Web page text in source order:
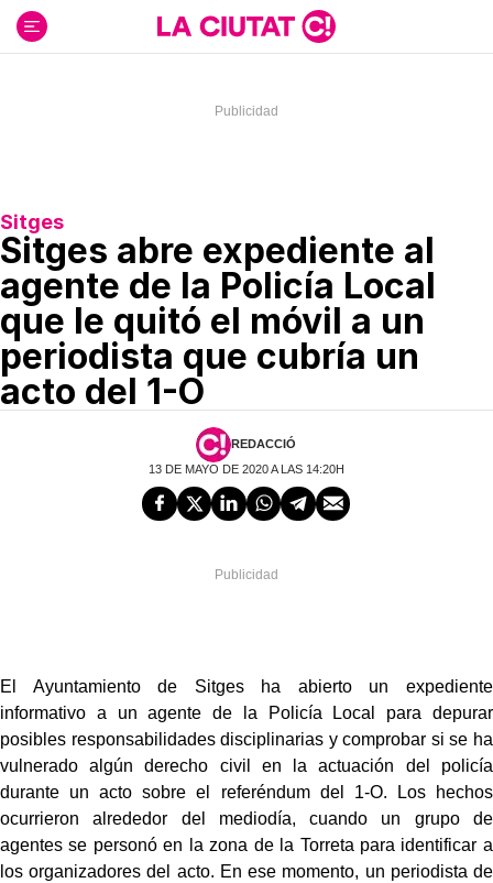
contenido
Sitges
Sitges abre expediente al
agente de la Policía Local
que le quitó el móvil a un
periodista que cubría un
acto del 1-O
REDACCIÓ
13 DE MAYO DE 2020 A LAS 14:20H
El Ayuntamiento de Sitges ha abierto un expediente
informativo a un agente de la Policía Local para depurar
posibles responsabilidades disciplinarias y comprobar si se ha
vulnerado algún derecho civil en la actuación del policía
durante un acto sobre el referéndum del 1-O. Los hechos
ocurrieron alrededor del mediodía, cuando un grupo de
agentes se personó en la zona de la Torreta para identificar a
los organizadores del acto. En ese momento, un periodista de